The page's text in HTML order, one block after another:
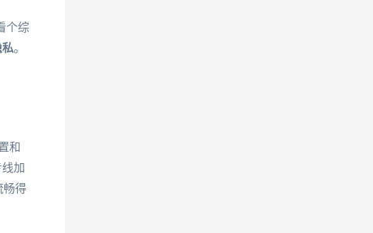
个综
私。
和
加
畅得